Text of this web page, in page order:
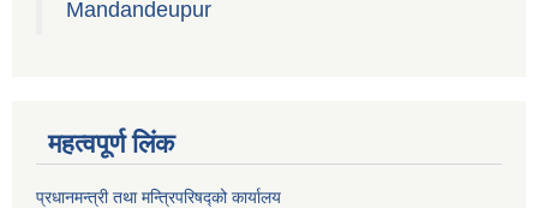
Mandandeupur
महत्वपूर्ण लिंक
प्रधानमन्त्री तथा मन्त्रिपरिषद्को कार्यालय